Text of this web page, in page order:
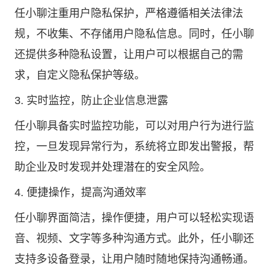
任小聊注重用户隐私保护，严格遵循相关法律法
规，不收集、不存储用户隐私信息。同时，任小聊
还提供多种隐私设置，让用户可以根据自己的需
求，自定义隐私保护等级。
3. 实时监控，防止企业信息泄露
任小聊具备实时监控功能，可以对用户行为进行监
控，一旦发现异常行为，系统将立即发出警报，帮
助企业及时发现并处理潜在的安全风险。
4. 便捷操作，提高沟通效率
任小聊界面简洁，操作便捷，用户可以轻松实现语
音、视频、文字等多种沟通方式。此外，任小聊还
支持多设备登录，让用户随时随地保持沟通畅通。